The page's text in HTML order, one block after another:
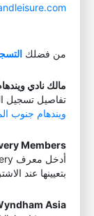
من فضلك
مالك نادي
تفاصيل تسجيل
ويندهام جنوب
Members
بتعيينها عند
Asia